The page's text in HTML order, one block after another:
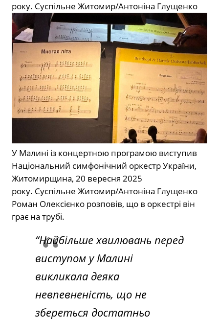
року. Суспільне Житомир/Антоніна Глущенко
У Малині із концертною програмою виступив
Національний симфонічний оркестр України,
Житомирщина, 20 вересня 2025
року. Суспільне Житомир/Антоніна Глущенко
Роман Олексієнко розповів, що в оркестрі він
грає на трубі.
“Найбільше хвилювань перед
виступом у Малині
викликала деяка
невпевненість, що не
збереться достатньо